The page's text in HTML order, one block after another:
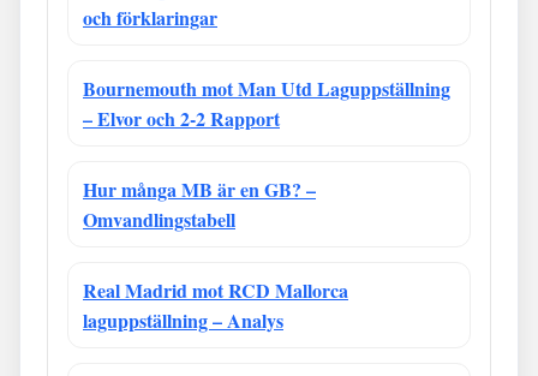
och förklaringar
Bournemouth mot Man Utd Laguppställning
– Elvor och 2-2 Rapport
Hur många MB är en GB? –
Omvandlingstabell
Real Madrid mot RCD Mallorca
laguppställning – Analys